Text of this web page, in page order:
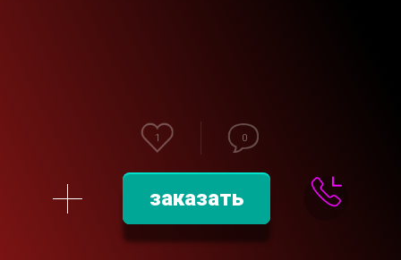
1 0
заказать